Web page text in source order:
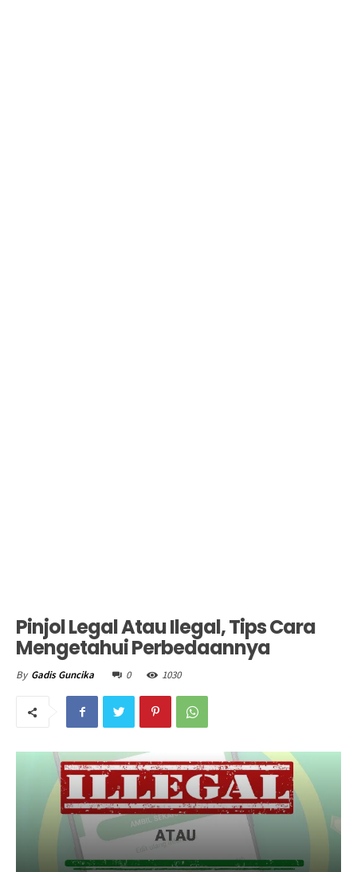
Pinjol Legal Atau Ilegal, Tips Cara
Mengetahui Perbedaannya
By Gadis Guncika 0 1030